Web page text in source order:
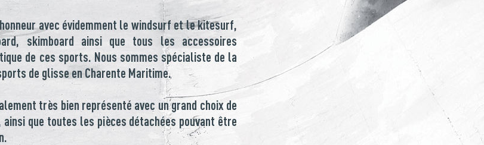
avec évidemment le windsurf et le kitesurf,
skimboard ainsi que tous les accessoires
de ces sports. Nous sommes spécialiste de la
de glisse en Charente Maritime.
très bien représenté avec un grand choix de
que toutes les pièces détachées pouvant être